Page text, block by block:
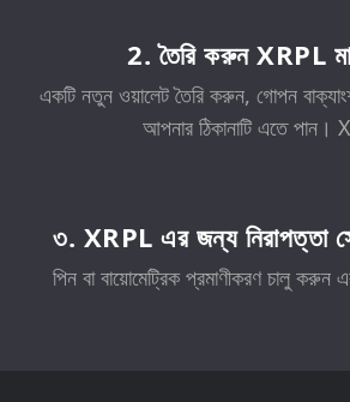
2. তৈরি করুন XRPL
একটি নতুন ওয়ালেট তৈরি করুন, গোপন
আপনার ঠিকানাটি এতে পান।
৩. XRPL এর জন্য নিরাপত্তা
পিন বা বায়োমেট্রিক প্রমাণীকরণ চালু